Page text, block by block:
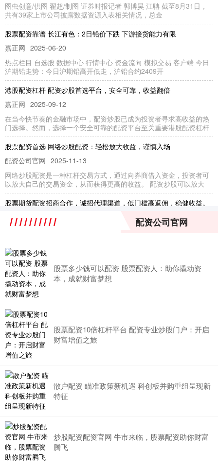
图虫创意/供图 翟超/制图 证券时报记者 郭博昊 江聃 截至8月31日，
共有39家上市公司披露数据资源入表相关情况，总金
股票配资靠谱 长江有色：2日铅价下跌 下游接货能力有限
嘉正网 2025-06-20
热点栏目 自选股 数据中心 行情中心 资金流向 模拟交易 客户端 今日
沪期铅走势：今日沪期铅高开低走，沪铅合约2409开
港股配资杠杆 配资炒股首选平台，安全可靠，收益翻倍
嘉正网 2025-09-12
在当今快节奏的金融市场中，配资炒股已成为投资者寻求高收益的热
门选择。然而，选择一个安全可靠的配资平台至关重要港股配资杠杆
股票配资首选 网络炒股配资：轻松放大收益，谨慎入场
配资公司官网 2025-11-13
网络炒股配资是一种杠杆交易方式，通过向券商借入资金，投资者可
以放大自己的交易资金，从而获得更高的收益。 配资炒股可以放大
股票期货配资招商合作，诚招代理渠道，低门槛高返佣，稳健收益。
配资公司官网 2026-07-29
配资公司官网
股票多少钱可以配资 股票配资人：助你撬动资
本，成就财富梦想
股票配资10倍杠杆平台 配资专业炒股门户：开启
财富增值之旅
散户配资 瞄准政策新机遇 科创板并购重组呈现新
特征
炒股配资配资官网 牛市来临，股票配资助你财富
腾飞